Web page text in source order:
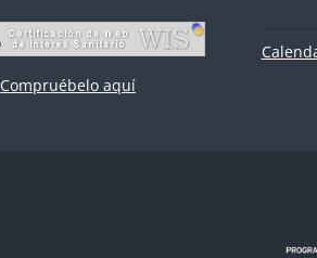
Compruébelo aquí